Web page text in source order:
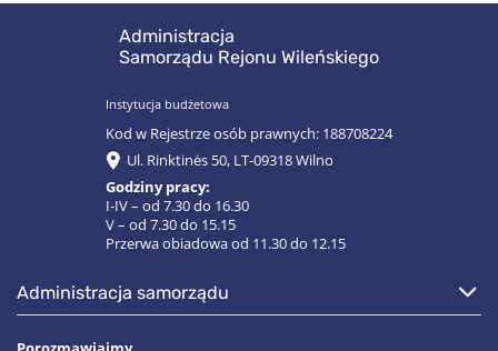
Administracja
Samorządu Rejonu Wileńskiego
Instytucja budżetowa
Kod w Rejestrze osób prawnych: 188708224
Ul. Rinktinės 50, LT-09318 Wilno
Godziny pracy:
I-IV – od 7.30 do 16.30
V – od 7.30 do 15.15
Przerwa obiadowa od 11.30 do 12.15
administracja samorządu